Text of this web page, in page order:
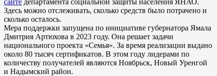
Здесь можно отслеживать, сколько средств было потрачено и
сколько осталось.
Мера поддержки запущена по инициативе губернатора Ямала
Дмитрия Артюхова в 2023 году. Она решает задачи
национального проекта «Семья». За время реализации выдано
около 80 тысяч сертификатов. В этом году лидерами по
количеству получателей являются Ноябрьск, Новый Уренгой
и Надымский район.